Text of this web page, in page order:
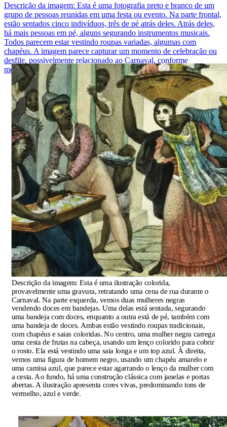
Descrição da imagem: Esta é uma fotografia preto e branco de um
grupo de pessoas reunidas em uma festa ou evento. Na parte frontal,
estão sentados cinco indivíduos, três de pé atrás deles. Atrás deles,
há mais pessoas em pé, alguns segurando instrumentos musicais.
Todos parecem estar vestindo roupas variadas, algumas com
chapéus. A imagem parece capturar um momento de celebração ou
desfile, possivelmente relacionado ao Carnaval, conforme
mencionado no contexto fornecido.
Descrição da imagem: Esta é uma ilustração colorida,
provavelmente uma gravura, retratando uma cena de rua durante o
Carnaval. Na parte esquerda, vemos duas mulheres negras
vendendo doces em bandejas. Uma delas está sentada, segurando
uma bandeja com doces, enquanto a outra está de pé, também com
uma bandeja de doces. Ambas estão vestindo roupas tradicionais,
com chapéus e saias coloridas. No centro, uma mulher negra carrega
uma cesta de frutas na cabeça, usando um lenço colorido para cobrir
o rosto. Ela está vestindo uma saia longa e um top azul. À direita,
vemos uma figura de homem negro, usando um chapéu amarelo e
uma camisa azul, que parece estar agarrando o lenço da mulher com
a cesta. Ao fundo, há uma construção clássica com janelas e portas
abertas. A ilustração apresenta cores vivas, predominando tons de
vermelho, azul e verde.